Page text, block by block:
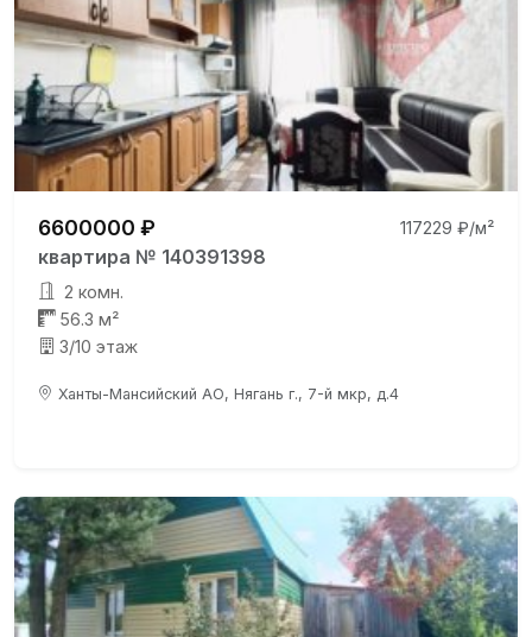
6600000 ₽ 117229 ₽/м²
квартира № 140391398
2 комн.
56.3 м²
3/10 этаж
Ханты-Мансийский АО, Нягань г., 7-й мкр, д.4